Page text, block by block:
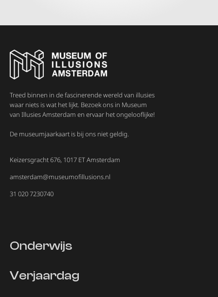
Treed binnen in de fascinerende wereld van illusies
waar niets is wat het lijkt. Bezoek ons in Museum
van Illusies Amsterdam en ervaar het ongelooflijke!
De museumjaarkaart is bij ons niet geldig.
Keizersgracht 676, 1017 ET Amsterdam
amsterdam@museumofillusions.nl
31 020 7230740
Onderwijs
Verjaardag